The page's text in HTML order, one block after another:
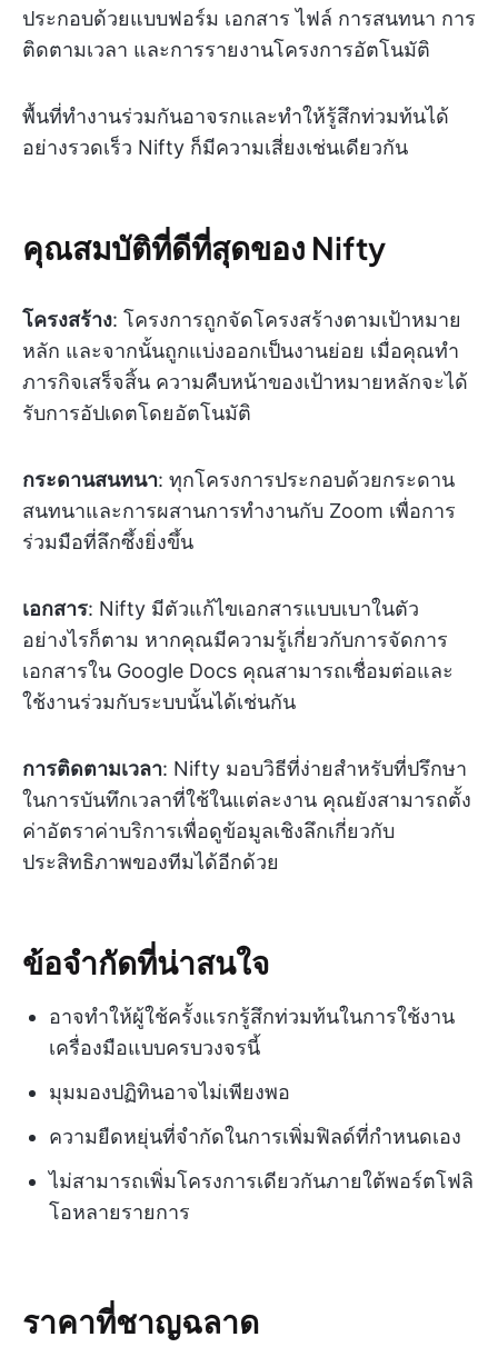
ประกอบด้วยแบบฟอร์ม เอกสาร ไฟล์ การสนทนา การ
ติดตามเวลา และการรายงานโครงการอัตโนมัติ
พื้นที่ทำงานร่วมกันอาจรกและทำให้รู้สึกท่วมท้นได้
อย่างรวดเร็ว Nifty ก็มีความเสี่ยงเช่นเดียวกัน
คุณสมบัติที่ดีที่สุดของ Nifty
โครงสร้าง: โครงการถูกจัดโครงสร้างตามเป้าหมาย
หลัก และจากนั้นถูกแบ่งออกเป็นงานย่อย เมื่อคุณทำ
ภารกิจเสร็จสิ้น ความคืบหน้าของเป้าหมายหลักจะได้
รับการอัปเดตโดยอัตโนมัติ
กระดานสนทนา: ทุกโครงการประกอบด้วยกระดาน
สนทนาและการผสานการทำงานกับ Zoom เพื่อการ
ร่วมมือที่ลึกซึ้งยิ่งขึ้น
เอกสาร: Nifty มีตัวแก้ไขเอกสารแบบเบาในตัว
อย่างไรก็ตาม หากคุณมีความรู้เกี่ยวกับการจัดการ
เอกสารใน Google Docs คุณสามารถเชื่อมต่อและ
ใช้งานร่วมกับระบบนั้นได้เช่นกัน
การติดตามเวลา: Nifty มอบวิธีที่ง่ายสำหรับที่ปรึกษา
ในการบันทึกเวลาที่ใช้ในแต่ละงาน คุณยังสามารถตั้ง
ค่าอัตราค่าบริการเพื่อดูข้อมูลเชิงลึกเกี่ยวกับ
ประสิทธิภาพของทีมได้อีกด้วย
ข้อจำกัดที่น่าสนใจ
อาจทำให้ผู้ใช้ครั้งแรกรู้สึกท่วมท้นในการใช้งาน
เครื่องมือแบบครบวงจรนี้
มุมมองปฏิทินอาจไม่เพียงพอ
ความยืดหยุ่นที่จำกัดในการเพิ่มฟิลด์ที่กำหนดเอง
ไม่สามารถเพิ่มโครงการเดียวกันภายใต้พอร์ตโฟลิ
โอหลายรายการ
ราคาที่ชาญฉลาด